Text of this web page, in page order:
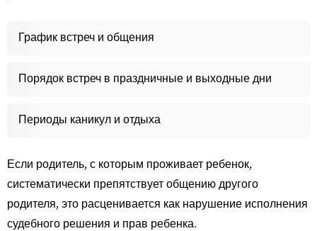
График встреч и общения
Порядок встреч в праздничные и выходные дни
Периоды каникул и отдыха
Если родитель, с которым проживает ребенок,
систематически препятствует общению другого
родителя, это расценивается как нарушение исполнения
судебного решения и прав ребенка.